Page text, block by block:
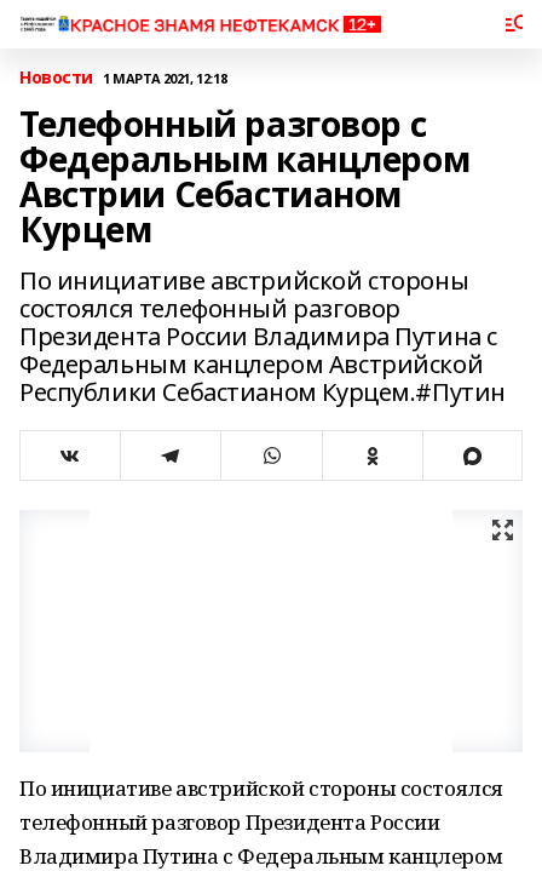
Новости 1 МАРТА 2021, 12:18
Телефонный разговор с
Федеральным канцлером
Австрии Себастианом
Курцем
По инициативе австрийской стороны
состоялся телефонный разговор
Президента России Владимира Путина с
Федеральным канцлером Австрийской
Республики Себастианом Курцем.#Путин
По инициативе австрийской стороны состоялся
телефонный разговор Президента России
Владимира Путина с Федеральным канцлером